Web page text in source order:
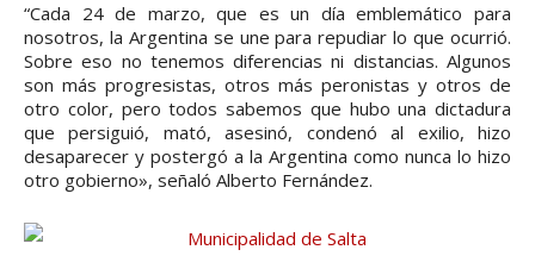
“Cada 24 de marzo, que es un día emblemático para
nosotros, la Argentina se une para repudiar lo que ocurrió.
Sobre eso no tenemos diferencias ni distancias. Algunos
son más progresistas, otros más peronistas y otros de
otro color, pero todos sabemos que hubo una dictadura
que persiguió, mató, asesinó, condenó al exilio, hizo
desaparecer y postergó a la Argentina como nunca lo hizo
otro gobierno», señaló Alberto Fernández.